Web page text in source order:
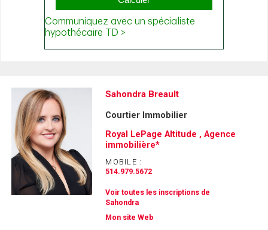
Sahondra Breault
Courtier Immobilier
Royal LePage Altitude , Agence
immobilière*
MOBILE :
514.979.5672
Voir toutes les inscriptions de
Sahondra
Mon site Web